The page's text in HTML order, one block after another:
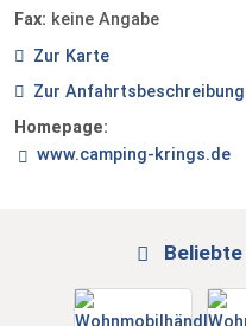
Fax: keine Angabe
Zur Karte
Zur Anfahrtsbeschreibung
Homepage:
www.camping-krings.de